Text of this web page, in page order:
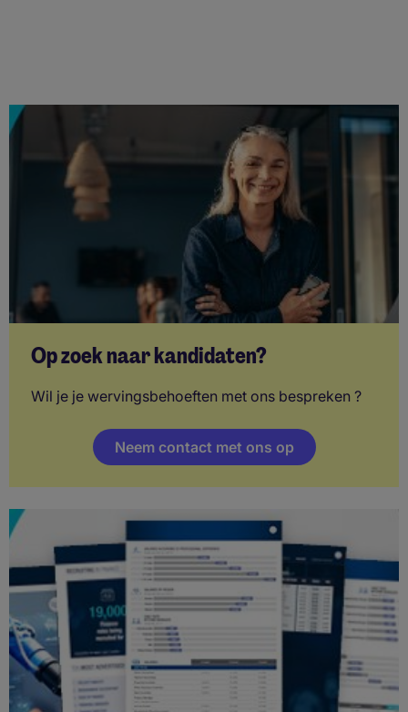
Op zoek naar kandidaten?
Wil je je wervingsbehoeften met ons bespreken ?
Neem contact met ons op